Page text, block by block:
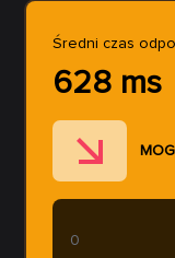
Średni czas
628 ms
0